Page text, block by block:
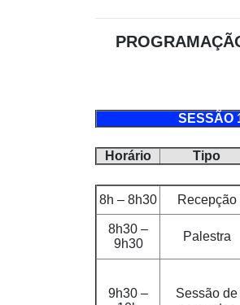
SESSÃO
Horário Tipo
8h – 8h30 Recepção
8h30 –
9h30
Palestra
9h30 –
Sessão de